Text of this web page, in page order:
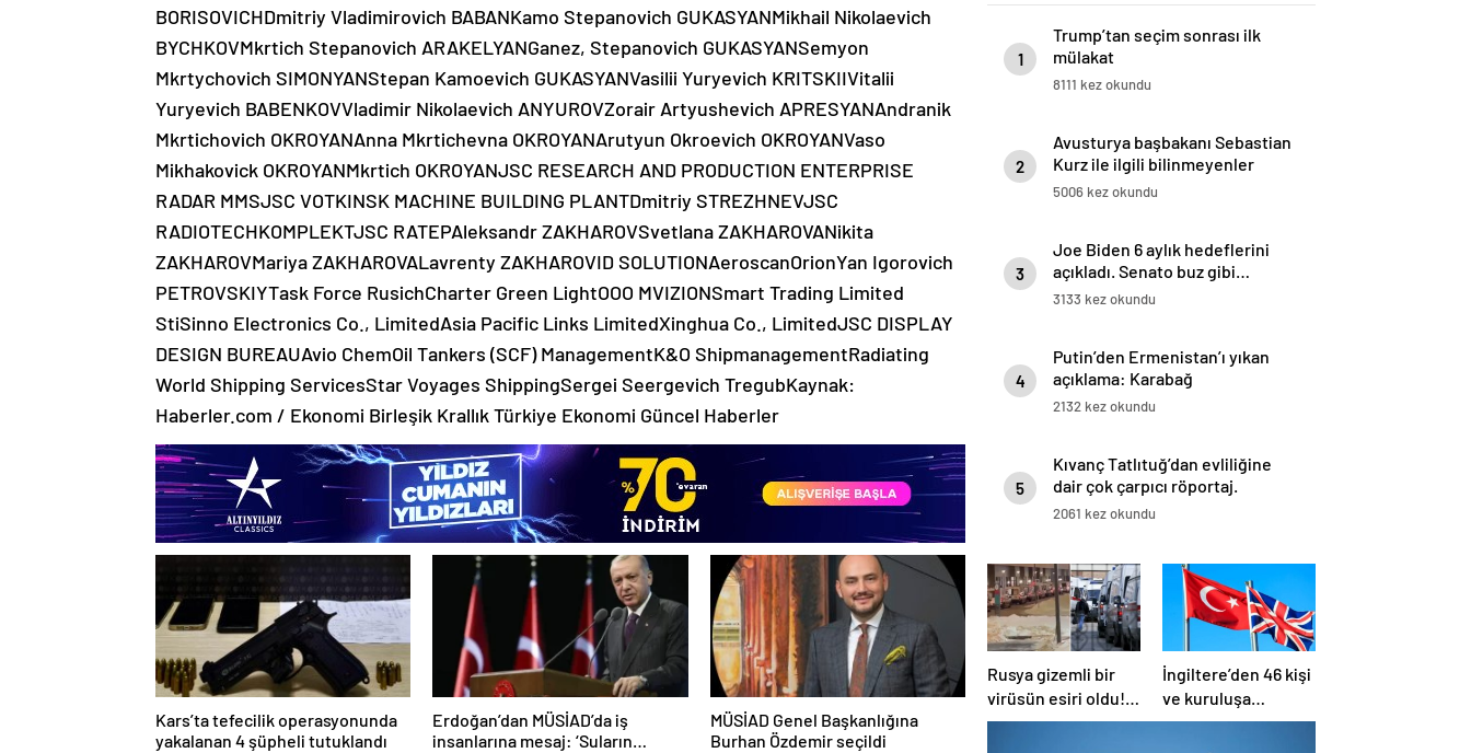
BORISOVICHDmitriy Vladimirovich BABANKamo Stepanovich GUKASYANMikhail Nikolaevich
BYCHKOVMkrtich Stepanovich ARAKELYANGanez, Stepanovich GUKASYANSemyon
Mkrtychovich SIMONYANStepan Kamoevich GUKASYANVasilii Yuryevich KRITSKIIVitalii
Yuryevich BABENKOVVladimir Nikolaevich ANYUROVZorair Artyushevich APRESYANAndranik
Mkrtichovich OKROYANAnna Mkrtichevna OKROYANArutyun Okroevich OKROYANVaso
Mikhakovick OKROYANMkrtich OKROYANJSC RESEARCH AND PRODUCTION ENTERPRISE
RADAR MMSJSC VOTKINSK MACHINE BUILDING PLANTDmitriy STREZHNEVJSC
RADIOTECHKOMPLEKTJSC RATEPAleksandr ZAKHAROVSvetlana ZAKHAROVANikita
ZAKHAROVMariya ZAKHAROVALavrenty ZAKHAROVID SOLUTIONAeroscanOrionYan Igorovich
PETROVSKIYTask Force RusichCharter Green LightOOO MVIZIONSmart Trading Limited
StiSinno Electronics Co., LimitedAsia Pacific Links LimitedXinghua Co., LimitedJSC DISPLAY
DESIGN BUREAUAvio ChemOil Tankers (SCF) ManagementK&O ShipmanagementRadiating
World Shipping ServicesStar Voyages ShippingSergei Seergevich TregubKaynak:
Haberler.com / Ekonomi Birleşik Krallık Türkiye Ekonomi Güncel Haberler
Kars’ta tefecilik operasyonunda
yakalanan 4 şüpheli tutuklandı
Erdoğan’dan MÜSİAD’da iş
insanlarına mesaj: ‘Suların
MÜSİAD Genel Başkanlığına
Burhan Özdemir seçildi
1
Trump’tan seçim sonrası ilk
mülakat
8111 kez okundu
2
Avusturya başbakanı Sebastian
Kurz ile ilgili bilinmeyenler
5006 kez okundu
3
Joe Biden 6 aylık hedeflerini
açıkladı. Senato buz gibi…
3133 kez okundu
4
Putin’den Ermenistan’ı yıkan
açıklama: Karabağ
Azerbaycan’ın ayrılmaz bir
2132 kez okundu
5
Kıvanç Tatlıtuğ’dan evliliğine
dair çok çarpıcı röportaj.
2061 kez okundu
Rusya gizemli bir
virüsün esiri oldu!
Hastane önleri
İngiltere’den 46 kişi
ve kuruluşa
yaptırım kararı!